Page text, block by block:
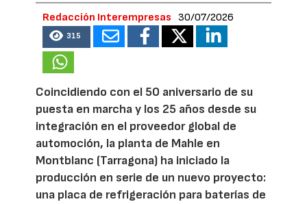
Redacción Interempresas 30/07/2026
315
Coincidiendo con el 50 aniversario de su
puesta en marcha y los 25 años desde su
integración en el proveedor global de
automoción, la planta de Mahle en
Montblanc (Tarragona) ha iniciado la
producción en serie de un nuevo proyecto:
una placa de refrigeración para baterías de